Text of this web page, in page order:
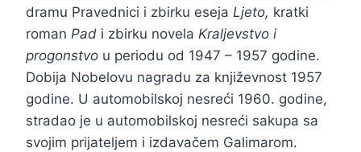
dramu Pravednici i zbirku eseja Ljeto, kratki
roman Pad i zbirku novela Kraljevstvo i
progonstvo u periodu od 1947 – 1957 godine.
Dobija Nobelovu nagradu za književnost 1957
godine. U automobilskoj nesreći 1960. godine,
stradao je u automobilskoj nesreći sakupa sa
svojim prijateljem i izdavačem Galimarom.